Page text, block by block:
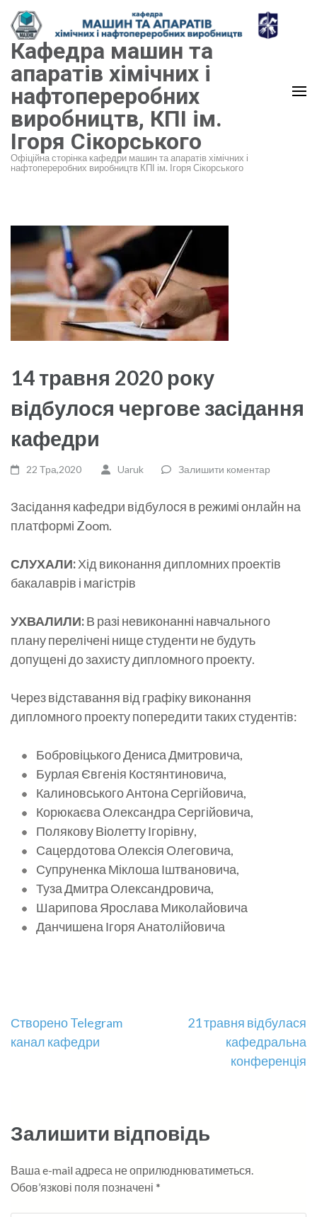
Перейти
до
вмісту
(натисніть
Enter)
Кафедра машин та
апаратів хімічних і
нафтопереробних
виробництв, КПІ ім.
Ігоря Сікорського
Офіційна сторінка кафедри машин та апаратів хімічних і
нафтопереробних виробництв КПІ ім. Ігоря Сікорського
14 травня 2020 року
відбулося чергове засідання
кафедри
22 Тра,2020 Uaruk Залишити коментар
Засідання кафедри відбулося в режимі онлайн на
платформі Zoom.
СЛУХАЛИ:Хід виконання дипломних проектів
бакалаврів і магістрів
УХВАЛИЛИ:В разі невиконанні навчального
плану перелічені нище студенти не будуть
допущені до захисту дипломного проекту.
Через відставання від графіку виконання
дипломного проекту попередити таких студентів:
Бобровіцького Дениса Дмитровича,
Бурлая Євгенія Костянтиновича,
Калиновського Антона Сергійовича,
Корюкаєва Олександра Сергійовича,
Полякову Віолетту Ігорівну,
Сацердотова Олексія Олеговича,
Супруненка Міклоша Іштвановича,
Туза Дмитра Олександровича,
Шарипова Ярослава Миколайовича
Данчишена Ігоря Анатолійовича
Навігація
записів
Створено Telegram
канал кафедри
21 травня відбулася
кафедральна
конференція
Залишити відповідь
Ваша e-mail адреса не оприлюднюватиметься.
Обов’язкові поля позначені *